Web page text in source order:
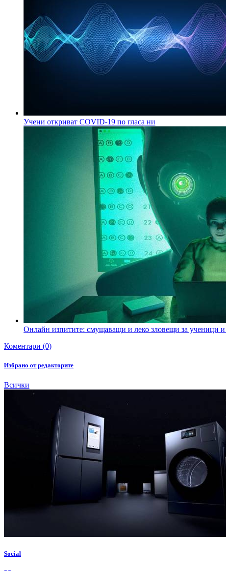
Учени откриват COVID-19 по гласа ни
Онлайн изпитите: смущаващи и леко зловещи за ученици и
Коментари (0)
Избрано от редакторите
Всички
Social